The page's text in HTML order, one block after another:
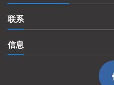
联系
信息